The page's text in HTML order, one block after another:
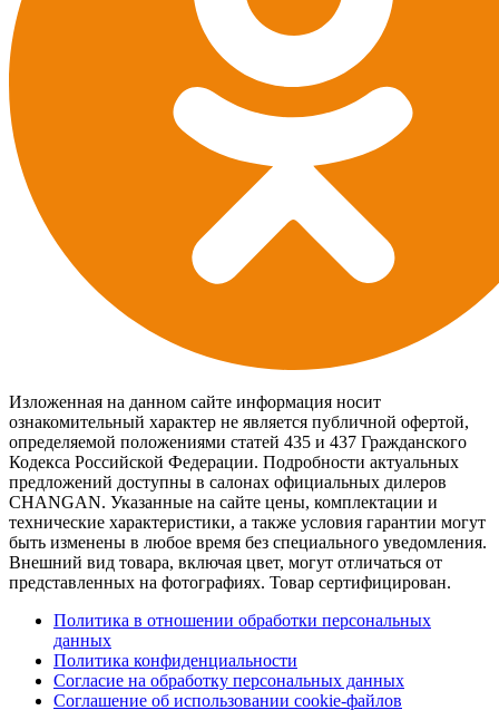
Изложенная на данном сайте информация носит
ознакомительный характер не является публичной офертой,
определяемой положениями статей 435 и 437 Гражданского
Кодекса Российской Федерации. Подробности актуальных
предложений доступны в салонах официальных дилеров
CHANGAN. Указанные на сайте цены, комплектации и
технические характеристики, а также условия гарантии могут
быть изменены в любое время без специального уведомления.
Внешний вид товара, включая цвет, могут отличаться от
представленных на фотографиях. Товар сертифицирован.
Политика в отношении обработки персональных
данных
Политика конфиденциальности
Согласие на обработку персональных данных
Соглашение об использовании cookie-файлов